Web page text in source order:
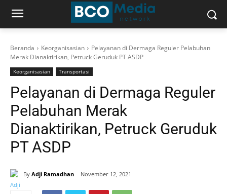
Beranda Keorganisasian
Pelayanan di Dermaga Reguler Pelabuhan
Merak Dianaktirikan, Petruck Geruduk PT ASDP
Keorganisasian Transportasi
Pelayanan di Dermaga Reguler
Pelabuhan Merak
Dianaktirikan, Petruck Geruduk
PT ASDP
By Adji Ramadhan November 12, 2021